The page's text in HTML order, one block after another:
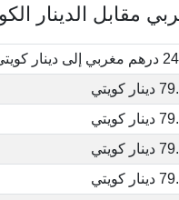
دينار كويتي
كويتي
كويتي
كويتي
كويتي